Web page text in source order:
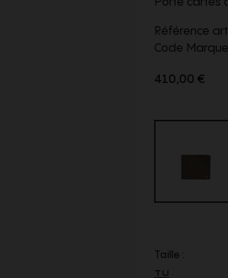
Porte cartes
Référence
Code
410,00 €
Taille :
TU